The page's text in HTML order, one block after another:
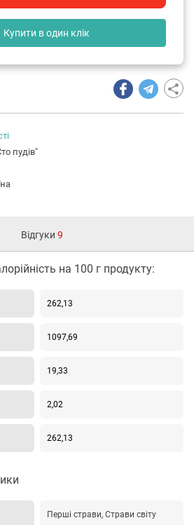
Купити в один клік
пудів"
Відгуки 9
на 100 г продукту:
262,13
1097,69
19,33
2,02
262,13
Перші страви, Страви світу